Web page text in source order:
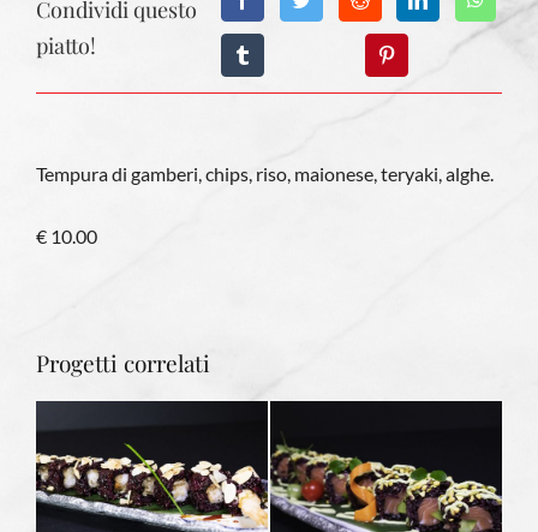
Condividi questo
piatto!
Tempura di gamberi, chips, riso, maionese, teryaki, alghe.
€ 10.00
Progetti correlati